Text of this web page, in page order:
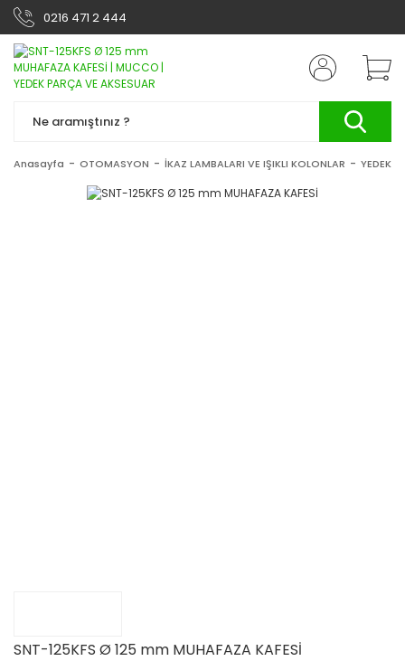
0216 471 2 444
Anasayfa OTOMASYON İKAZ LAMBALARI VE IŞIKLI KOLONLAR YEDEK
SNT-125KFS Ø 125 mm MUHAFAZA KAFESİ